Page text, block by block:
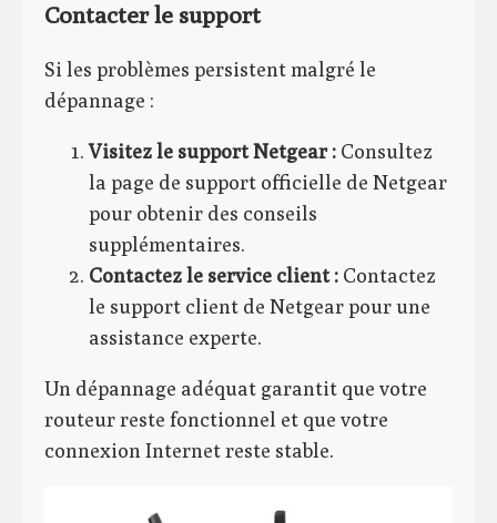
Contacter le support
Si les problèmes persistent malgré le
dépannage :
Visitez le support Netgear : Consultez
la page de support officielle de Netgear
pour obtenir des conseils
supplémentaires.
Contactez le service client : Contactez
le support client de Netgear pour une
assistance experte.
Un dépannage adéquat garantit que votre
routeur reste fonctionnel et que votre
connexion Internet reste stable.